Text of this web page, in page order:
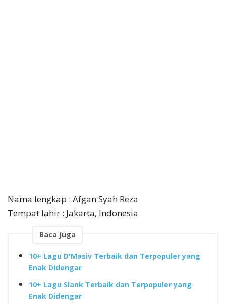
Nama lengkap : Afgan Syah Reza
Tempat lahir : Jakarta, Indonesia
Baca Juga
10+ Lagu D'Masiv Terbaik dan Terpopuler yang
Enak Didengar
10+ Lagu Slank Terbaik dan Terpopuler yang
Enak Didengar